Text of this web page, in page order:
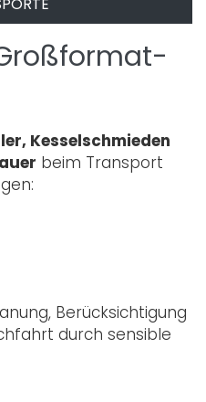
Kesselschmieden
beim Transport
Berücksichtigung
durch sensible